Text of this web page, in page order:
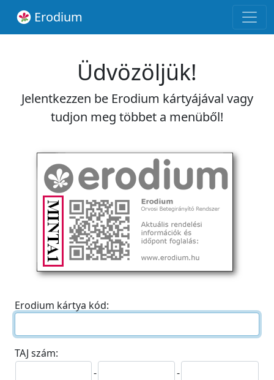
Erodium
Üdvözöljük!
Jelentkezzen be Erodium kártyájával vagy
tudjon meg többet a menüből!
Erodium kártya kód:
TAJ szám:
-
-